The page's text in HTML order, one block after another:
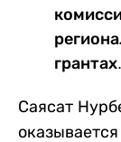
Саясат